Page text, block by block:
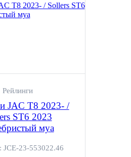
Рейлинги
JAC T8 2023- /
ST6 2023
муа
JCE-23-553022.46